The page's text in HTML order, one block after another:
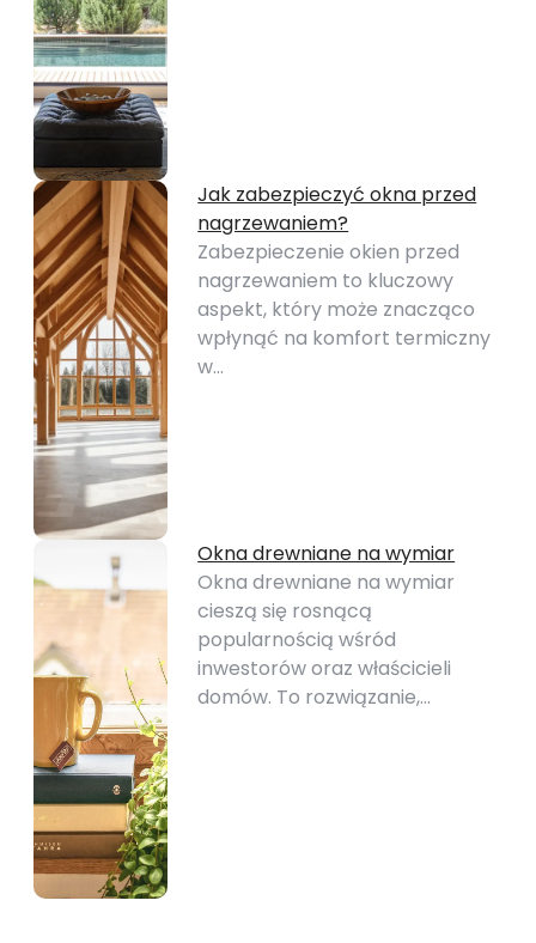
Jak zabezpieczyć okna przed
nagrzewaniem?
Zabezpieczenie okien przed
nagrzewaniem to kluczowy
aspekt, który może znacząco
wpłynąć na komfort termiczny
w…
Okna drewniane na wymiar
Okna drewniane na wymiar
cieszą się rosnącą
popularnością wśród
inwestorów oraz właścicieli
domów. To rozwiązanie,…